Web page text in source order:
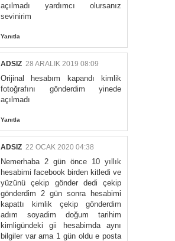
açılmadı yardımcı olursanız
sevinirim
Yanıtla
ADSIZ 28 ARALIK 2019 08:09
Orijinal hesabım kapandı kimlik
fotoğrafını gönderdim yinede
açılmadı
Yanıtla
ADSIZ 22 OCAK 2020 04:38
Nemerhaba 2 gün önce 10 yıllık
hesabimi facebook birden kitledi ve
yüzünü çekip gönder dedi çekip
gönderdim 2 gün sonra hesabimi
kapattı kimlik çekip gönderdim
adım soyadim doğum tarihim
kimligündeki gii hesabimda aynı
bilgiler var ama 1 gün oldu e posta